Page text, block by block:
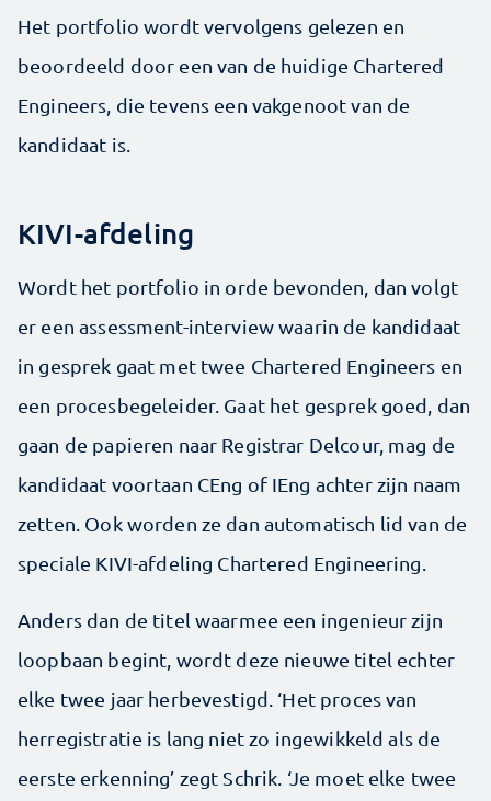
Het portfolio wordt vervolgens gelezen en
beoordeeld door een van de huidige Chartered
Engineers, die tevens een vakgenoot van de
kandidaat is.
KIVI-afdeling
Wordt het portfolio in orde bevonden, dan volgt
er een assessment-interview waarin de kandidaat
in gesprek gaat met twee Chartered Engineers en
een procesbegeleider. Gaat het gesprek goed, dan
gaan de papieren naar Registrar Delcour, mag de
kandidaat voortaan CEng of IEng achter zijn naam
zetten. Ook worden ze dan automatisch lid van de
speciale KIVI-afdeling Chartered Engineering.
Anders dan de titel waarmee een ingenieur zijn
loopbaan begint, wordt deze nieuwe titel echter
elke twee jaar herbevestigd. ‘Het proces van
herregistratie is lang niet zo ingewikkeld als de
eerste erkenning’ zegt Schrik. ‘Je moet elke twee